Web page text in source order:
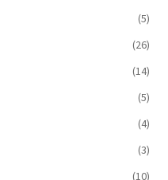
(5)
(26)
(14)
(5)
(4)
(3)
(10)